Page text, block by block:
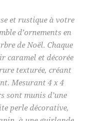
et rustique à votre
d’ornements en
de Noël. Chaque
caramel et décorée
texturée, créant
Mesurant 4 x 4
sont munis d’une
perle décorative,